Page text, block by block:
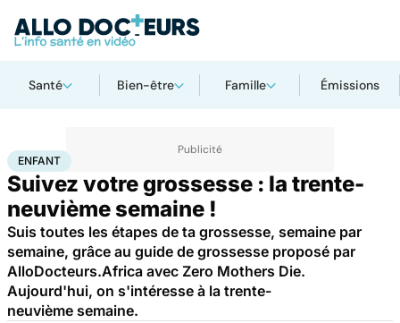
Santé Bien-être Famille Émissions
AccueilFamille
ENFANT
Suivez votre grossesse : la trente-
neuvième semaine !
Suis toutes les étapes de ta grossesse, semaine par
semaine, grâce au guide de grossesse proposé par
AlloDocteurs.Africa avec Zero Mothers Die.
Aujourd'hui, on s'intéresse à la trente-
neuvième semaine.